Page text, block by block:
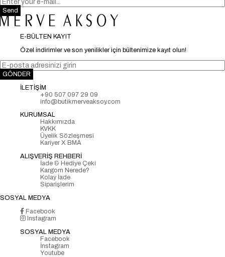
Send
E-BÜLTEN KAYIT
Özel indirimler ve son yenilikler için bültenimize kayıt olun!
GÖNDER
İLETİŞİM
+90 507 097 29 09
info@butikmerveaksoy.com
KURUMSAL
Hakkımızda
KVKK
Üyelik Sözleşmesi
Kariyer X BMA
ALIŞVERİŞ REHBERİ
İade & Hediye Çeki
Kargom Nerede?
Kolay İade
Siparişlerim
SOSYAL MEDYA
Facebook
Instagram
SOSYAL MEDYA
Facebook
İnstagram
Youtube